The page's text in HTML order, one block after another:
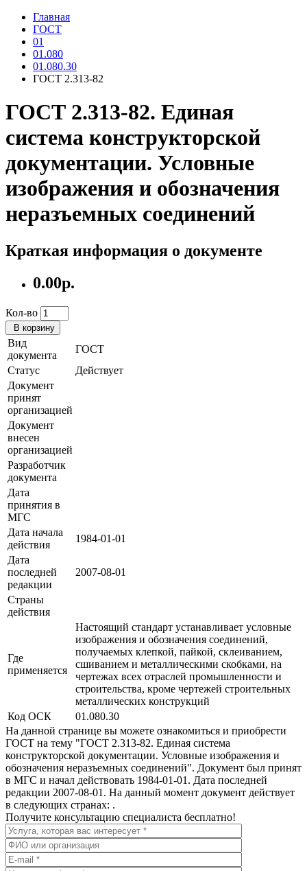
Главная
ГОСТ
01
01.080
01.080.30
ГОСТ 2.313-82
ГОСТ 2.313-82. Единая
система конструкторской
документации. Условные
изображения и обозначения
неразъемных соединений
Краткая информация о документе
0.00р.
Кол-во
В корзину
Вид
документа
ГОСТ
Статус
Действует
Документ
принят
организацией
Документ
внесен
организацией
Разработчик
документа
Дата
принятия в
МГС
Дата начала
действия
1984-01-01
Дата
последней
редакции
2007-08-01
Страны
действия
Где
применяется
Настоящий стандарт устанавливает условные
изображения и обозначения соединений,
получаемых клепкой, пайкой, склеиванием,
сшиванием и металлическими скобками, на
чертежах всех отраслей промышленности и
строительства, кроме чертежей строительных
металлических конструкций
Код ОСК
01.080.30
На данной странице вы можете ознакомиться и приобрести
ГОСТ на тему "ГОСТ 2.313-82. Единая система
конструкторской документации. Условные изображения и
обозначения неразъемных соединений". Документ был принят
в МГС и начал действовать 1984-01-01. Дата последней
редакции 2007-08-01. На данный момент документ действует
в следующих странах: .
Получите консультацию специалиста бесплатно!